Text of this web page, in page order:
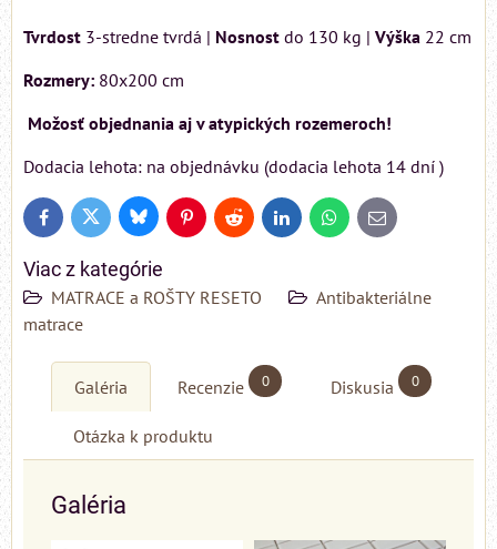
Tvrdost 3-stredne tvrdá | Nosnost do 130 kg | Výška 22 cm
Rozmery: 80x200 cm
Možosť objednania aj v atypických rozemeroch!
Dodacia lehota: na objednávku (dodacia lehota 14 dní )
FacebookTwitter BlueskyPinterestReddit LinkedInWhatsApp
E-
mail
Viac z kategórie
MATRACE a ROŠTY RESETO
Antibakteriálne
matrace
Galéria Recenzie 0 Diskusia 0
Otázka k produktu
Galéria